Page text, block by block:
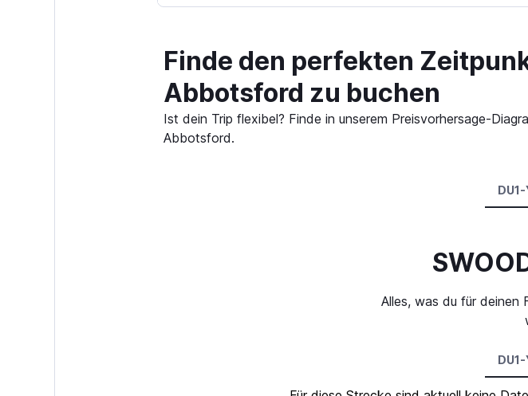
Finde den perfekten
Abbotsford zu buchen
Ist dein Trip flexibel? Finde in unserem Preisvorhersage-
Abbotsford.
Alles, was du für